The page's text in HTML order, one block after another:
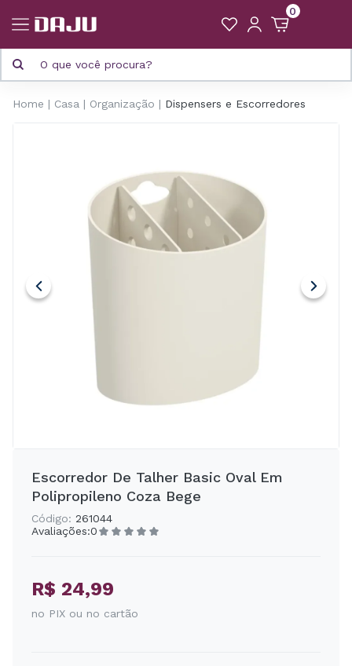
0
Home Casa Organização Dispensers e Escorredores
Escorredor De Talher Basic Oval Em
Polipropileno Coza Bege
Código: 261044
Avaliações:0
R$ 24,99
no PIX ou no cartão